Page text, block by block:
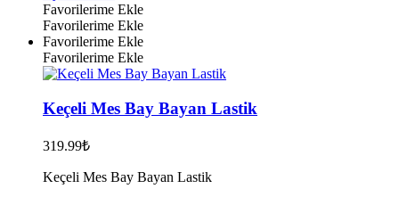
varyasyonu
var.
Seçenekler
ürün
sayfasından
Favorilerime Ekle
Favorilerime Ekle
Favorilerime Ekle
Favorilerime Ekle
Keçeli Mes Bay Bayan Lastik
319.99₺
Keçeli Mes Bay Bayan Lastik